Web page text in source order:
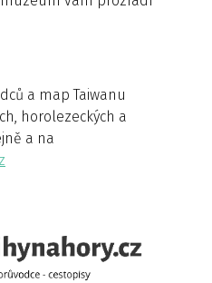
a map Taiwanu
horolezeckých a
a na